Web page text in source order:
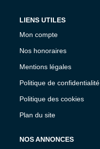
LIENS UTILES
Mon compte
Nos honoraires
Mentions légales
Politique de confidentialité
Politique des cookies
Plan du site
NOS ANNONCES